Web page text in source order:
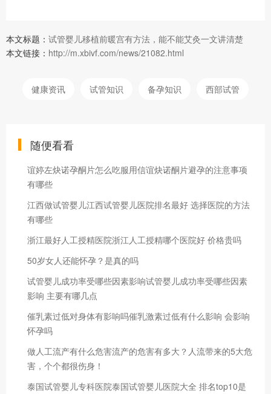
本文标题： 试管婴儿移植前暖宫有方法，能不能艾灸一文讲清楚
本文链接： http://m.xbivf.com/news/21082.html
健康资讯 试管知识 备孕知识 西部试管
随便看看
谊婷左炔诺孕酮片怎么吃服用信谊炔诺酮片避孕的注意事项
有哪些
江西做试管婴儿江西试管婴儿医院排名最好 选择医院的方法
有哪些
浙江最好人工授精医院浙江人工授精哪个医院好 价格贵吗
50岁女人还能怀孕？是真的吗
试管婴儿成功率受哪些因素影响试管婴儿成功率受哪些因素
影响 主要有哪几点
催乳素过低对身体有影响吗催乳激素过低有什么影响 会影响
怀孕吗
做人工流产有什么危害流产的危害有多大？人流带来的5大危
害，个个都很伤身！
泰国试管婴儿专科医院泰国试管婴儿医院大全 排名top10是